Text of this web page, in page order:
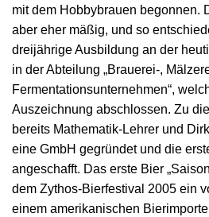
mit dem Hobbybrauen begonnen.
aber eher mäßig, und so
dreijährige Ausbildung an der
in der Abteilung „Brauerei-,
Fermentationsunternehmen“,
Auszeichnung abschlossen. Zu
bereits Mathematik-Lehrer und
eine GmbH gegründet und die
angeschafft. Das erste Bier
dem Zythos-Bierfestival 2005 ein
einem amerikanischen